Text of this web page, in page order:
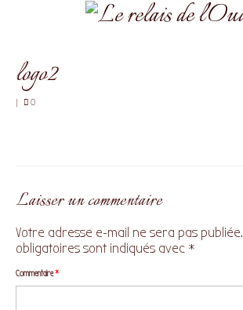
logo2
| 0
Laisser un commentaire
Votre adresse e-mail ne sera pas publiée.
obligatoires sont indiqués avec *
Commentaire*